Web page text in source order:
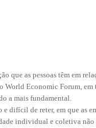
que as pessoas têm em
World Economic Forum,
a mais fundamental.
difícil de reter, em que as
individual e coletiva não